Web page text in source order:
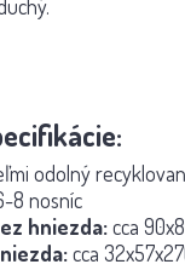
odolný
8 nosníc
hniezda:cca
cca